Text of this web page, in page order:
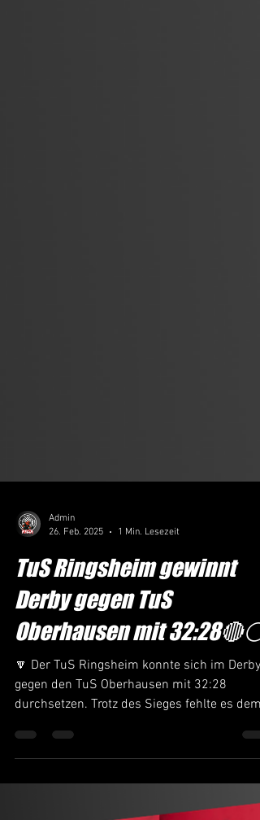
26. Feb. 2025
1 Min. Lesezeit
TuS Ringsheim gewinnt
Derby gegen TuS
Oberhausen mit 32:28🔴⚪️
🔽 Der TuS Ringsheim konnte sich im Derby
durchsetzen. Trotz des Sieges fehlte es dem
Spiel an echter...